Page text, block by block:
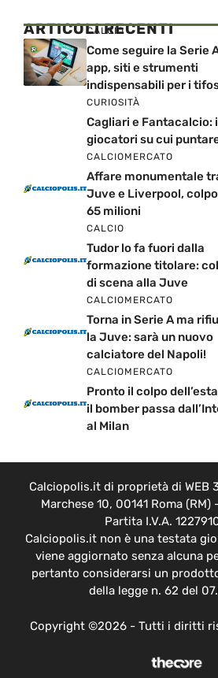
ARTICOLI RECENTI
CALCIO
Come seguire la Serie
app, siti e strumenti
indispensabili per i
CURIOSITÀ
Cagliari e Fantacalcio: i
giocatori su cui
CALCIOMERCATO
Affare monumentale
Juve e Liverpool,
65 milioni
CALCIO
Tudor lo fa fuori dalla
formazione titolare:
di scena alla Juve
CALCIOMERCATO
Torna in Serie A ma
la Juve: sarà un nuovo
calciatore del Napoli!
CALCIOMERCATO
Pronto il colpo
il bomber passa
al Milan
Calciopolis.it di proprietà di WEB
Marchese 10, 00141 Roma
Partita I.V.A.
Calciopolis.it non è una testata
viene aggiornato senza alcuna
pertanto considerarsi un
della legge n. 62 del
Copyright ©2026 - Tutti i diritti